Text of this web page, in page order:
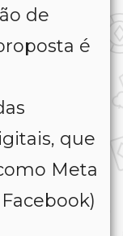
de
é
que
Meta